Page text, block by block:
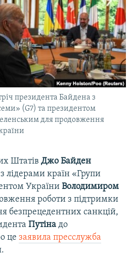
президента Байдена з
(G7) та президентом
для продовження
Штатів Джо Байден
з лідерами країн «Групи
України Володимиром
роботи з підтримки
безпрецедентних санкцій,
Путіна до
це заявила пресслужба